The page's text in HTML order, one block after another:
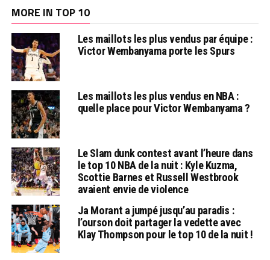
MORE IN TOP 10
Les maillots les plus vendus par équipe :
Victor Wembanyama porte les Spurs
Les maillots les plus vendus en NBA :
quelle place pour Victor Wembanyama ?
Le Slam dunk contest avant l’heure dans
le top 10 NBA de la nuit : Kyle Kuzma,
Scottie Barnes et Russell Westbrook
avaient envie de violence
Ja Morant a jumpé jusqu’au paradis :
l’ourson doit partager la vedette avec
Klay Thompson pour le top 10 de la nuit !